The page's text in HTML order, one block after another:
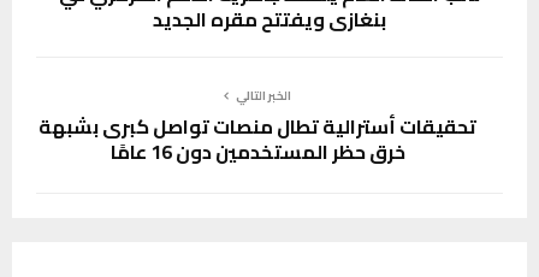
بنغازي ويفتتح مقره الجديد
الخبر التالي
تحقيقات أسترالية تطال منصات تواصل كبرى بشبهة
خرق حظر المستخدمين دون 16 عامًا